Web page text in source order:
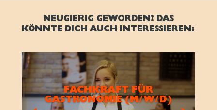
NEUGIERIG GEWORDEN? DAS
KÖNNTE DICH AUCH INTERESSIEREN:
FACHKRAFT FÜR
GASTRONOMIE (M/W/D)